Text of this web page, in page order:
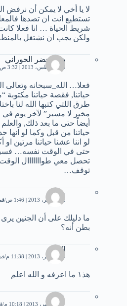
لا يا أخي لا يمكن أن نرفض
تستطيع انت ان تصدها
شريط الحياة … انا فعلا
ولكن يجب ان نشتغل بالمنطق
ديانا خضر الحوراني
23 أغسطس، 2013 | 3:32 ص
فعلا… الله_سبحانه وتعالى
حياتنا, فقصة حياتنا مكتوبة
طرق اللتي كتبها الله لنا
مخير لا مسير” لآخر يوم في
أيضاً حتى ما بعد ذلك,
حياتنا من قبل وكما لو انها
لو اننا عشنا حياتنا مرتين
تحصل معي طوااااااال
توقف…
مراد
12 نوفمبر، 2013 | 1:46 ص
ما دليلك على أن الجنين
بطن أنه؟
akil
13 نوفمبر، 2013 | 11:38 م
هذ١ ما اعرفه و الله اعلم
علي
17 ديسمبر، 2013 | 10:18 م